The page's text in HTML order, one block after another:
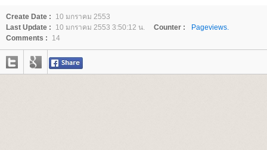
Create Date :
10 มกราคม 2553
Last Update :
10 มกราคม 2553 3:50:12 น. Counter :
Pageviews.
Comments :
14